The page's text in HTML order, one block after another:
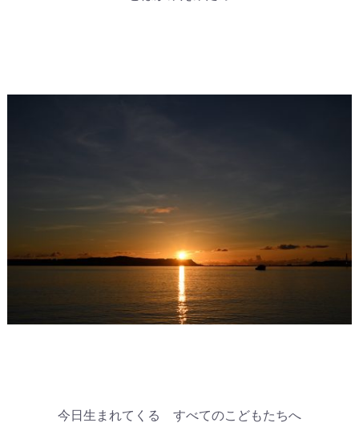
今日生まれてくる すべてのこどもたちへ